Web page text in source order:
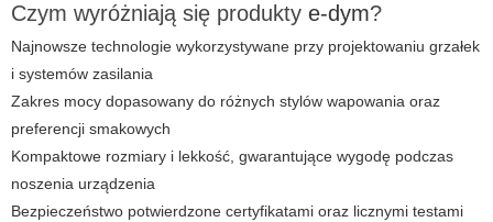
Czym wyróżniają się produkty e-dym?
Najnowsze technologie wykorzystywane przy projektowaniu grzałek
i systemów zasilania
Zakres mocy dopasowany do różnych stylów wapowania oraz
preferencji smakowych
Kompaktowe rozmiary i lekkość, gwarantujące wygodę podczas
noszenia urządzenia
Bezpieczeństwo potwierdzone certyfikatami oraz licznymi testami